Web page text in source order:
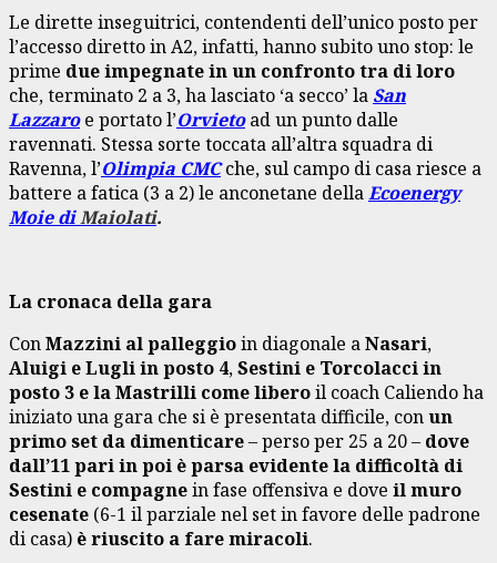
Le dirette inseguitrici, contendenti dell’unico posto per
l’accesso diretto in A2, infatti, hanno subito uno stop: le
prime due impegnate in un confronto tra di loro
che, terminato 2 a 3, ha lasciato ‘a secco’ la San
Lazzaro e portato l’Orvietoad un punto dalle
ravennati. Stessa sorte toccata all’altra squadra di
Ravenna, l’Olimpia CMCche, sul campo di casa riesce a
battere a fatica (3 a 2) le anconetane dellaEcoenergy
Moie diMaiolati.
La cronaca della gara
ConMazzini al palleggioin diagonale aNasari,
Aluigi e Lugli in posto 4,Sestini e Torcolacci in
posto 3 e laMastrilli come liberoil coach Caliendo ha
iniziato una gara che si è presentata difficile, conun
primo set da dimenticare– perso per 25 a 20 – dove
dall’11 pari in poi è parsa evidente la difficoltà di
Sestini e compagnein fase offensiva e dove il muro
cesenate (6-1 il parziale nel set in favore delle padrone
di casa) è riuscito a fare miracoli.